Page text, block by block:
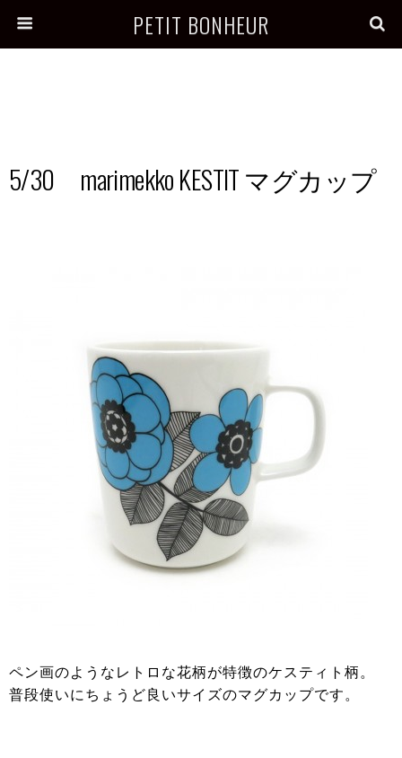
PETIT BONHEUR
5/30 marimekko KESTIT マグカップ
ペン画のようなレトロな花柄が特徴のケスティト柄。
普段使いにちょうど良いサイズのマグカップです。